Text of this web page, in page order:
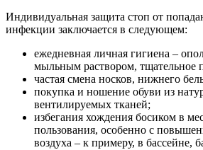
Индивидуальная защита стоп от
инфекции заключается в следующем:
ежедневная личная гигиена –
мыльным раствором, тщательное
частая смена носков, нижнего
покупка и ношение обуви из
вентилируемых тканей;
избегания хождения босиком в
пользования, особенно с
воздуха – к примеру, в бассейне,